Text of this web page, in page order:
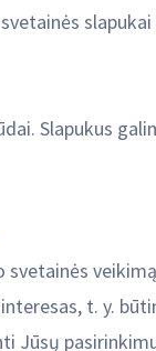
Slapukus
t. y.
Jūsų